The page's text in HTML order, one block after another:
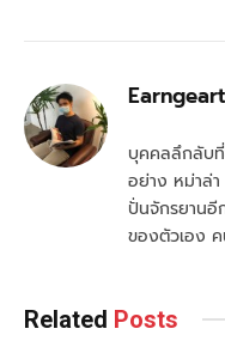
บุคคลลึกลับที่
อย่าง หม่าล่
ปั่นจักรยาน
ของตัวเอง
Related Posts